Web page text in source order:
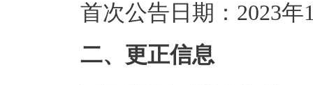
首次公告日期：
二、更正信息